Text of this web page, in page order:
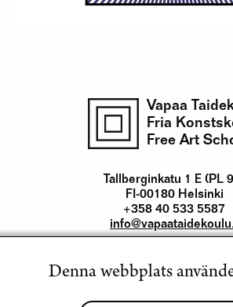
Vapaa
Fria
Free Art
Tallberginkatu 1 E (PL
FI-00180 Helsinki
+358 40 533 5587
Kontakt
Denna webbplats